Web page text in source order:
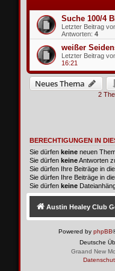
Suche 100/4
Letzter Beitrag
Antworten:4
weißer
Letzter Beitrag
16:21
Neues Thema
2
BERECHTIGUNGEN IN
Sie dürfenkeine neuen
Sie dürfenkeineAntworten
Sie dürfen Ihre Beiträge in
Sie dürfen Ihre Beiträge in
Sie dürfenkeine
Austin Healey Club
Powered by phpBB
Deutsche
Graand New